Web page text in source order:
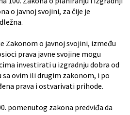
o javnoj svojini, za čije je
Zakonom o javnoj svojini, između
prava javne svojine mogu
investirati u izgradnju dobra od
ovim ili drugim zakonom, i po
prava i ostvarivati prihode.
pomenutog zakona predviđa da